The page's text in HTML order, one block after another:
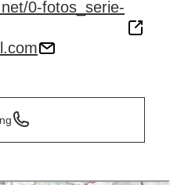
0-fotos_serie-